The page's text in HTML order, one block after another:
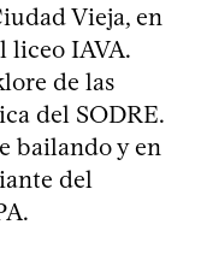
Vieja, en
liceo IAVA.
de las
del SODRE.
bailando y en
del